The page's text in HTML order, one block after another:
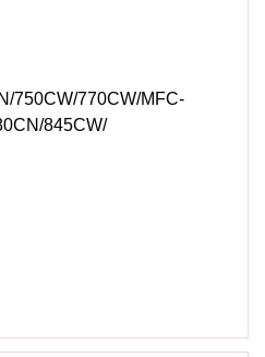
750CW/770CW/MFC-
845CW/